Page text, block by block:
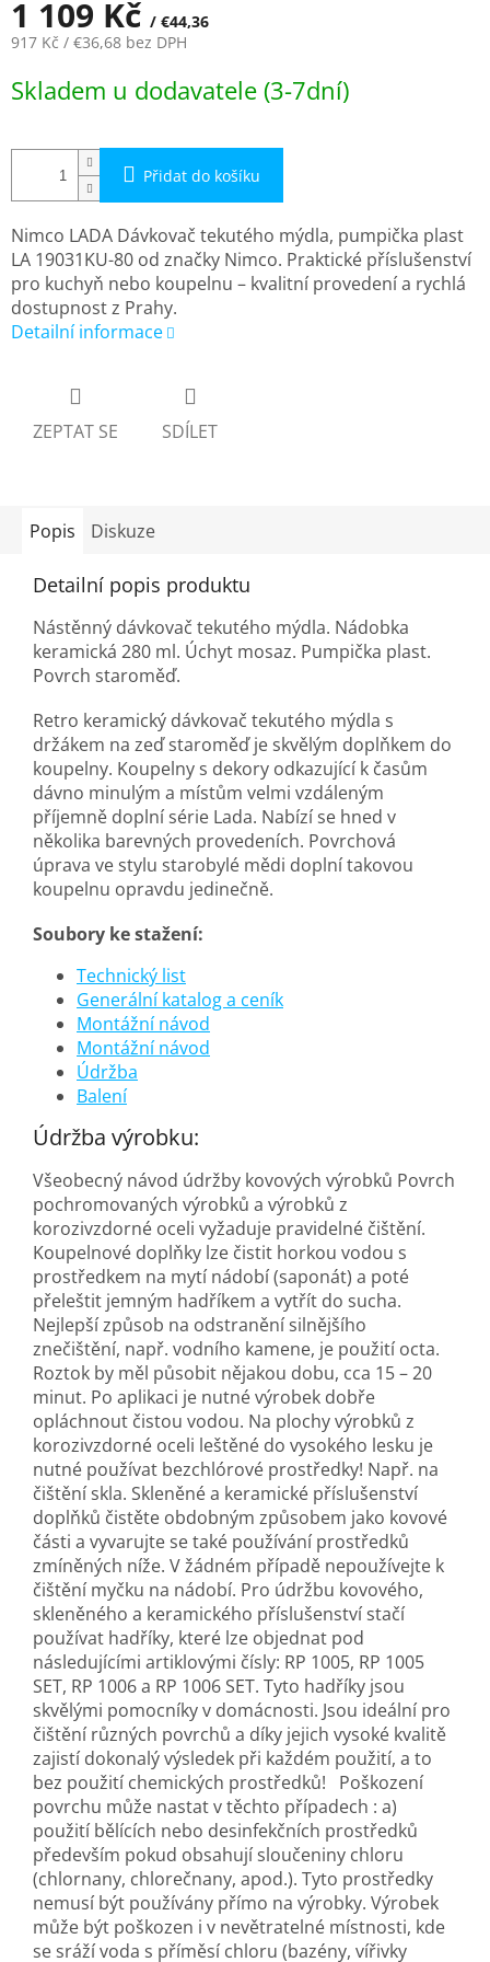
1 109 Kč / €44,36
917 Kč / €36,68 bez DPH
cena:
Skladem u dodavatele (3-7dní)
Přidat do košíku
Nimco LADA Dávkovač tekutého mýdla, pumpička plast
LA 19031KU-80 od značky Nimco. Praktické příslušenství
pro kuchyň nebo koupelnu – kvalitní provedení a rychlá
dostupnost z Prahy.
Detailní informace
ZEPTAT SE SDÍLET
Popis Diskuze
Detailní popis produktu
Nástěnný dávkovač tekutého mýdla. Nádobka
keramická 280 ml. Úchyt mosaz. Pumpička plast.
Povrch staroměď.
Retro keramický dávkovač tekutého mýdla s
držákem na zeď staroměď je skvělým doplňkem do
koupelny. Koupelny s dekory odkazující k časům
dávno minulým a místům velmi vzdáleným
příjemně doplní série Lada. Nabízí se hned v
několika barevných provedeních. Povrchová
úprava ve stylu starobylé mědi doplní takovou
koupelnu opravdu jedinečně.
Soubory ke stažení:
Technický list
Generální katalog a ceník
Montážní návod
Montážní návod
Údržba
Balení
Údržba výrobku:
Všeobecný návod údržby kovových výrobků Povrch
pochromovaných výrobků a výrobků z
korozivzdorné oceli vyžaduje pravidelné čištění.
Koupelnové doplňky lze čistit horkou vodou s
prostředkem na mytí nádobí (saponát) a poté
přeleštit jemným hadříkem a vytřít do sucha.
Nejlepší způsob na odstranění silnějšího
znečištění, např. vodního kamene, je použití octa.
Roztok by měl působit nějakou dobu, cca 15 – 20
minut. Po aplikaci je nutné výrobek dobře
opláchnout čistou vodou. Na plochy výrobků z
korozivzdorné oceli leštěné do vysokého lesku je
nutné používat bezchlórové prostředky! Např. na
čištění skla. Skleněné a keramické příslušenství
doplňků čistěte obdobným způsobem jako kovové
části a vyvarujte se také používání prostředků
zmíněných níže. V žádném případě nepoužívejte k
čištění myčku na nádobí. Pro údržbu kovového,
skleněného a keramického příslušenství stačí
používat hadříky, které lze objednat pod
následujícími artiklovými čísly: RP 1005, RP 1005
SET, RP 1006 a RP 1006 SET. Tyto hadříky jsou
skvělými pomocníky v domácnosti. Jsou ideální pro
čištění různých povrchů a díky jejich vysoké kvalitě
zajistí dokonalý výsledek při každém použití, a to
bez použití chemických prostředků! Poškození
povrchu může nastat v těchto případech : a)
použití bělících nebo desinfekčních prostředků
především pokud obsahují sloučeniny chloru
(chlornany, chlorečnany, apod.). Tyto prostředky
nemusí být používány přímo na výrobky. Výrobek
může být poškozen i v nevětratelné místnosti, kde
se sráží voda s příměsí chloru (bazény, vířivky